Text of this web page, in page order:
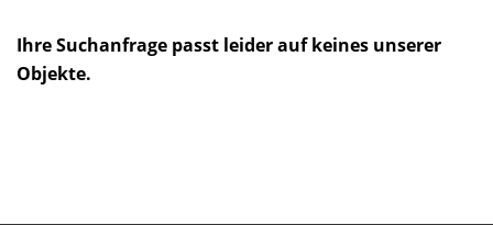
Ihre Suchanfrage passt leider auf keines unserer
Objekte.